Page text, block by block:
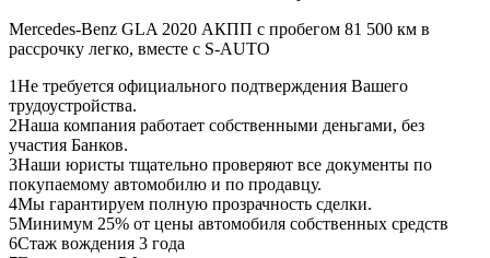
Mercedes-Benz GLA 2020 АКПП с пробегом 81 500 км в
рассрочку легко, вместе с S-AUTO
1Не требуется официального подтверждения Вашего
трудоустройства.
2Наша компания работает собственными деньгами, без
участия Банков.
3Наши юристы тщательно проверяют все документы по
покупаемому автомобилю и по продавцу.
4Мы гарантируем полную прозрачность сделки.
5Минимум 25% от цены автомобиля собственных средств
6Стаж вождения 3 года